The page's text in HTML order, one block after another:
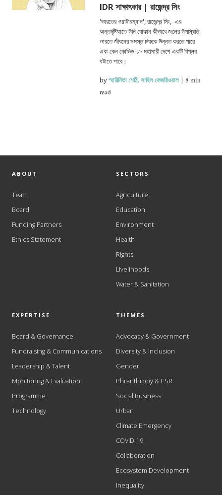
IDR সাক্ষাৎকার | রাজেন্দ্র সিং
'ভারতের ওয়াটারম্যান', রাজেন্দ্র সিং, -এর
অন্তর্দৃষ্টিযাতে উনি বোঝান কীভাবে জলের উপস্থিতি
ভারতে জীবনের সমস্ত দিককে উন্নত করতে পারে
এবং কেন কোভিড-১৯ মহামারী দেশে একটি বিপ্লব
ঘটাতে পারে।
byস্মারিনিতা শেঠি,সাহিল কেজরিওয়াল |8 min
read
ABOUT
Team
Board
Funding Partners
Ethics Statement
SECTORS
Agriculture
Education
Environment
Health
Rights
Livelihoods
Water & Sanitation
EXPERTISE
Board & Governance
Fundraising & Communications
Leadership & Talent
Monitoring & Evaluation
Programme
Technology
THEMES
Advocacy & Government
Diversity & Inclusion
Gender
Philanthropy & CSR
Social Business
Urban
Climate Emergency
COVID-19
Collaboration
Ecosystem Development
Inequality